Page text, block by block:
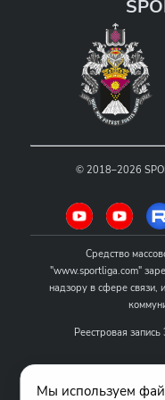
© 2018–2026
Средство
"www.sportliga.com"
надзору в сфере связи,
Реестровая
Учредитель СМИ
Мы используем